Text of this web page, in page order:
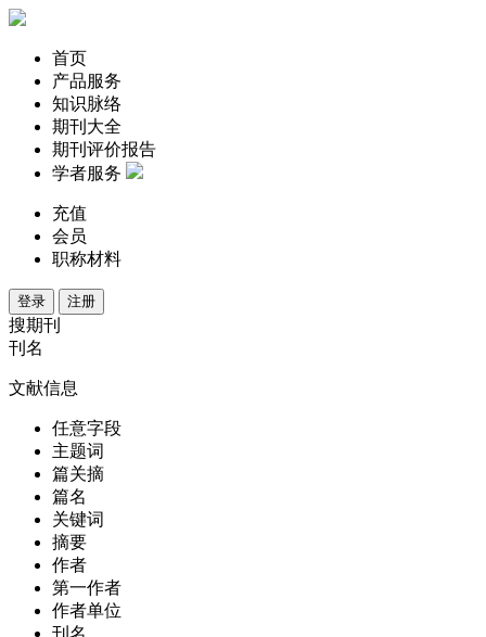
首页
产品服务
知识脉络
期刊大全
期刊评价报告
学者服务
充值
会员
职称材料
登录 注册
搜期刊
刊名
文献信息
任意字段
主题词
篇关摘
篇名
关键词
摘要
作者
第一作者
作者单位
刊名